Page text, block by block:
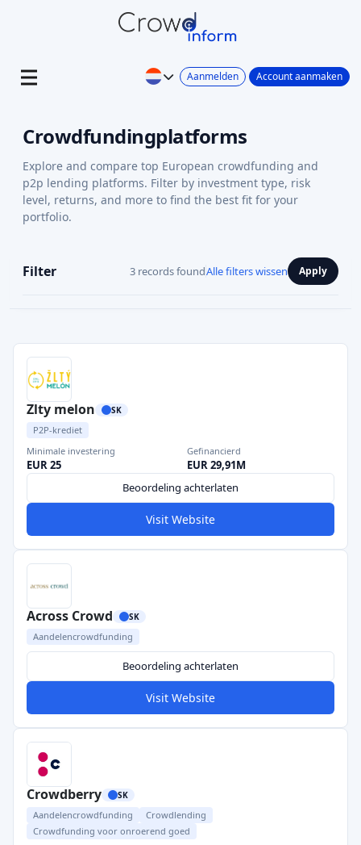
Aanmelden Account aanmaken
Crowdfundingplatforms
Explore and compare top European crowdfunding and
p2p lending platforms. Filter by investment type, risk
level, returns, and more to find the best fit for your
portfolio.
Filter 3 records foundAlle filters wissen Apply
Zlty melon SK
P2P-krediet
Minimale investering
EUR 25
Gefinancierd
EUR 29,91M
Beoordeling achterlaten
Visit Website
Across Crowd SK
Aandelencrowdfunding
Beoordeling achterlaten
Visit Website
Crowdberry SK
Aandelencrowdfunding
Crowdlending
Crowdfunding voor onroerend goed